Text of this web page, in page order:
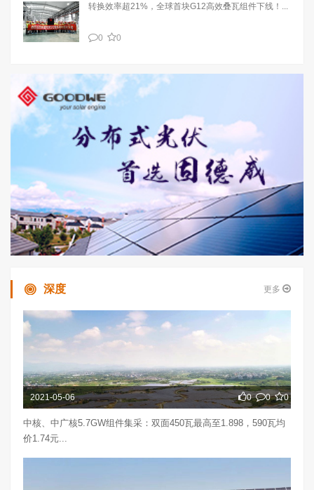
转换效率超21%，全球首块G12高效叠瓦组件下线！...
0 0
深度 更多
2021-05-06 0 0 0
中核、中广核5.7GW组件集采：双面450瓦最高至1.898，590瓦均
价1.74元...